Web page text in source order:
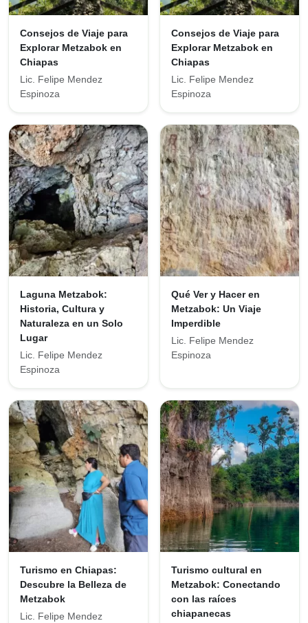
Consejos de Viaje para
Explorar Metzabok en
Chiapas
Lic. Felipe Mendez
Espinoza
Consejos de Viaje para
Explorar Metzabok en
Chiapas
Lic. Felipe Mendez
Espinoza
Laguna Metzabok:
Historia, Cultura y
Naturaleza en un Solo
Lugar
Lic. Felipe Mendez
Espinoza
Qué Ver y Hacer en
Metzabok: Un Viaje
Imperdible
Lic. Felipe Mendez
Espinoza
Turismo en Chiapas:
Descubre la Belleza de
Metzabok
Lic. Felipe Mendez
Turismo cultural en
Metzabok: Conectando
con las raíces
chiapanecas